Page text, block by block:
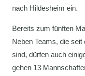
nach Hildesheim ein.
Bereits zum fünften
Neben Teams, die
sind, dürfen auch
gehen 13